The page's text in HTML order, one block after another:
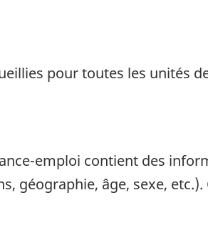
pour toutes les unités
emploi contient des
géographie, âge, sexe,